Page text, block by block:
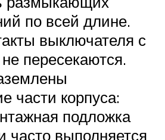
по всей длине.
выключателя с
пересекаются.
части корпуса:
подложка
часто выполняется